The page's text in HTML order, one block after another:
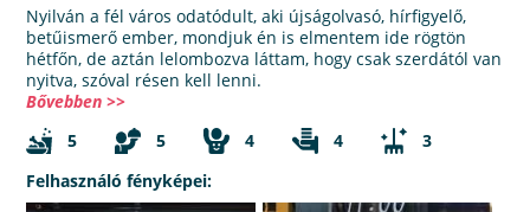
Nyilván a fél város odatódult, aki újságolvasó, hírfigyelő,
betűismerő ember, mondjuk én is elmentem ide rögtön
hétfőn, de aztán lelombozva láttam, hogy csak szerdától van
nyitva, szóval résen kell lenni.
Bővebben >>
5
5 4 4
3
Felhasználó fényképei: